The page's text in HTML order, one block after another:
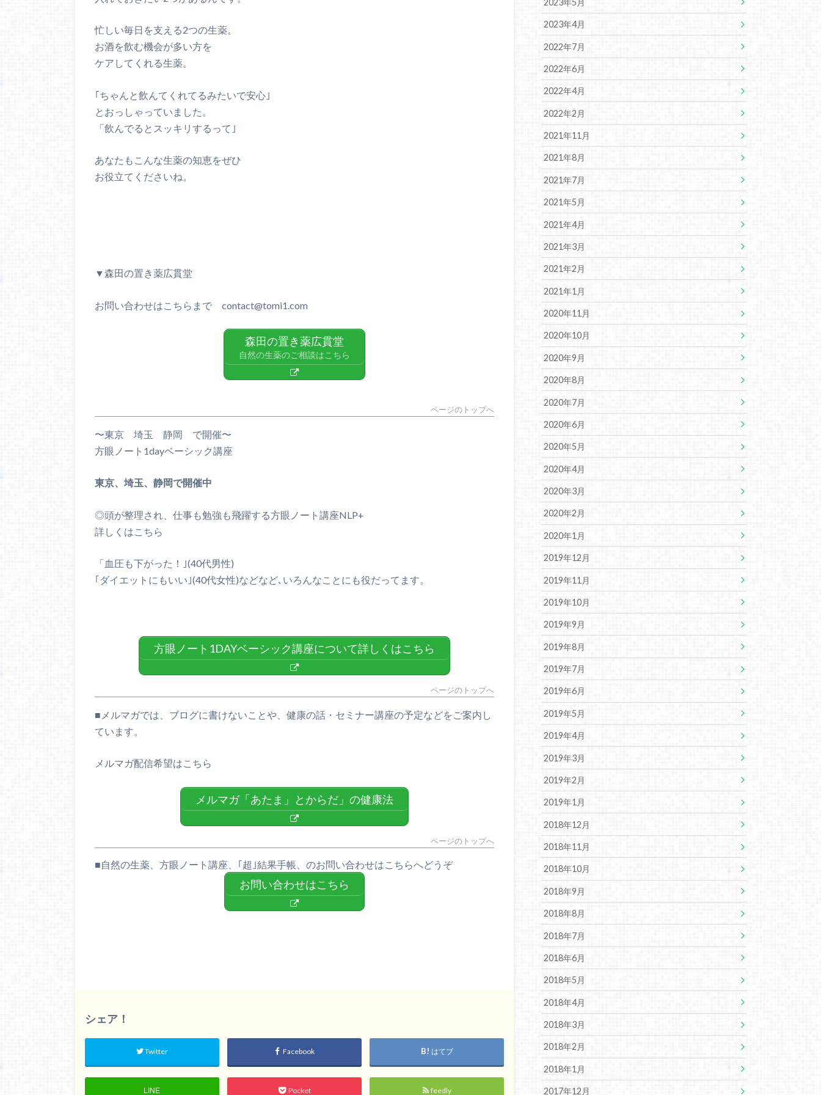
忙しい毎日を支える2つの生薬。
お酒を飲む機会が多い方を
ケアしてくれる生薬。
｢ちゃんと飲んてくれてるみたいで安心｣
とおっしゃっていました。
「飲んでるとスッキリするって｣
あなたもこんな生薬の知恵をぜひ
お役立てくださいね。
▼森田の置き薬広貫堂
お問い合わせはこちらまで contact@tomi1.com
森田の置き薬広貫堂
自然の生薬のご相談はこちら
ページのトップへ
〜東京 埼玉 静岡 で開催〜
方眼ノート1dayベーシック講座
東京、埼玉、静岡で開催中
◎頭が整理され、仕事も勉強も飛躍する方眼ノート講座NLP+
詳しくはこちら
「血圧も下がった！｣(40代男性)
｢ダイエットにもいい｣(40代女性)などなど､いろんなことにも役だってます。
方眼ノート1DAYベーシック講座について詳しくはこちら
ページのトップへ
■ メルマガでは、ブログに書けないことや、健康の話・セミナー講座の予定などをご案内し
ています。
メルマガ配信希望はこちら
メルマガ「あたま」とからだ」の健康法
ページのトップへ
■自然の生薬、方眼ノート講座、｢超｣結果手帳、のお問い合わせはこちらへどうぞ
お問い合わせはこちら
シェア！
Twitter Facebook はてブ
LINE Pocket feedly
2023年4月
2022年7月
2022年6月
2022年4月
2022年2月
2021年11月
2021年8月
2021年7月
2021年5月
2021年4月
2021年3月
2021年2月
2021年1月
2020年11月
2020年10月
2020年9月
2020年8月
2020年7月
2020年6月
2020年5月
2020年4月
2020年3月
2020年2月
2020年1月
2019年12月
2019年11月
2019年10月
2019年9月
2019年8月
2019年7月
2019年6月
2019年5月
2019年4月
2019年3月
2019年2月
2019年1月
2018年12月
2018年11月
2018年10月
2018年9月
2018年8月
2018年7月
2018年6月
2018年5月
2018年4月
2018年3月
2018年2月
2018年1月
2017年12月